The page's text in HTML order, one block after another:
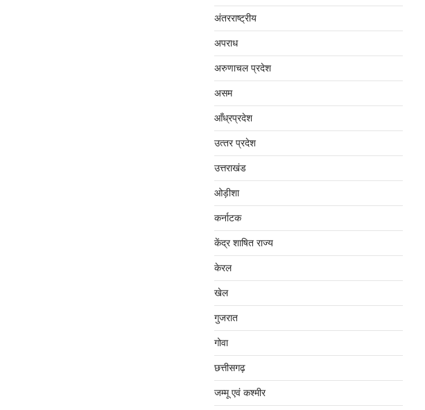
अंतरराष्‍ट्रीय
अपराध
अरुणाचल प्रदेश
असम
आँध्रप्रदेश
उत्‍तर प्रदेश
उत्तराखंड
ओड़ीशा
कर्नाटक
केंद्र शाषित राज्य
केरल
खेल
गुजरात
गोवा
छत्तीसगढ़
जम्‍मू एवं कश्‍मीर